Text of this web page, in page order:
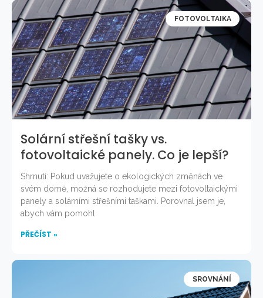
FOTOVOLTAIKA
Solární střešní tašky vs.
fotovoltaické panely. Co je lepší?
Shrnutí: Pokud uvažujete o ekologických změnách ve
svém domě, možná se rozhodujete mezi fotovoltaickými
panely a solárními střešními taškami. Porovnal jsem je,
abych vám pomohl
PŘEČÍST »
SROVNÁNÍ